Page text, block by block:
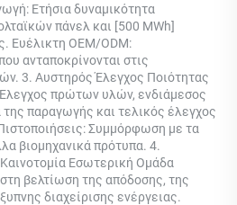
Ετήσια δυναμικότητα
πάνελ και [500 MWh]
Ευέλικτη OEM/ODM:
ανταποκρίνονται στις
3. Αυστηρός Έλεγχος Ποιότητας
πρώτων υλών, ενδιάμεσος
παραγωγής και τελικός έλεγχος
Συμμόρφωση με τα
βιομηχανικά πρότυπα. 4.
Εσωτερική Ομάδα
βελτίωση της απόδοσης, της
διαχείρισης ενέργειας.